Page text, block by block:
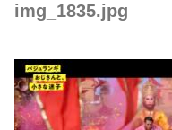
img_1835.jpg